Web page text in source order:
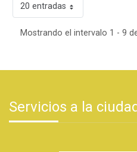
20 entradas
Mostrando el intervalo 1 - 9
Servicios a la